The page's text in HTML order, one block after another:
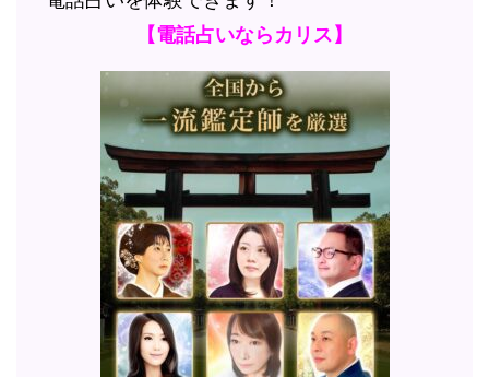
【電話占いならカリス】